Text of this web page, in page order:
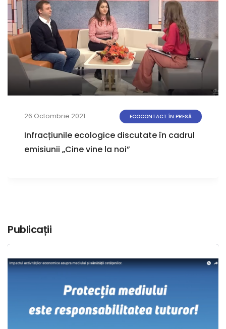
26 Octombrie 2021 ECOCONTACT ÎN PRESĂ
Infracțiunile ecologice discutate în cadrul
emisiunii „Cine vine la noi”
Publicații